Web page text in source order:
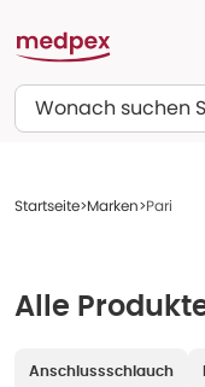
Suchen
Startseite Marken Pari
Alle
Anschlussschlauch